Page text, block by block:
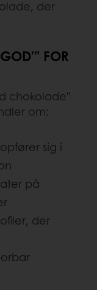
der
FOR
chokolade”
om:
sig i
på
der